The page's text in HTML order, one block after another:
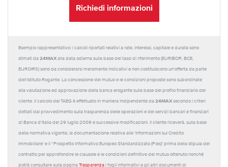
Richiedi informazioni
Esempio rappresentativo: I calcoli riportati relativi a rate, interessi, capitale e durata sono
stimati da 24MAX alla data odierna sulla base dei tassi di riferimento (EURIBOR, BCE,
EUROIRS) sono da considerarsi meramente indicativi e non costituiscono un'offerta da parte
dell'Istituto Rogante. La concessione del mutuo e le condizioni proposte sono subordinate
alla valutazione ed approvazione della banca erogante sulla base del profilo finanziario del
cliente. Il calcolo del TAEG è effettuato in maniera indipendente da 24MAX secondo i criteri
dettati dal provvedimento sulla trasparenza delle operazioni e dei servizi bancari e finanziari
di Banca d'Italia del 29 luglio 2009 e successive modificazioni. Il cliente riceverà, sulla base
della normativa vigente, la documentazione relativa alle 'Informazioni sul Credito
Immobiliare' e il “Prospetto Informativo Europeo Standardizzato (Pies)' prima della stipula del
contratto per approfondire le clausole e le condizioni definitive del mutuo ottenuto nonché
potrà consultare sulla pagina Trasparenza i fogli informativi e gli altri documenti di